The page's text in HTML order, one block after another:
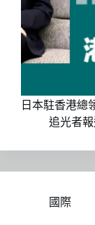
日本駐香港總
追光者
國際